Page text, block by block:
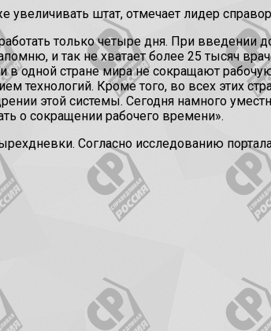
увеличивать штат, отмечает лидер
только четыре дня. При введении
и так не хватает более 25 тысяч
одной стране мира не сокращают
Кроме того, во всех этих
этой системы. Сегодня намного
о сокращении рабочего времени».
Согласно исследованию